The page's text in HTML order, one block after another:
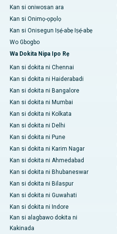
Kan si oniwosan ara
Kan si Onimọ-ọpọlọ
Kan si Onisegun Iṣẹ́-abẹ Iṣẹ́-abẹ
Wo Gbogbo
Wa Dokita Nipa Ipo Rẹ
Kan si dokita ni Chennai
Kan si dokita ni Haiderabadi
Kan si dokita ni Bangalore
Kan si dokita ni Mumbai
Kan si dokita ni Kolkata
Kan si dokita ni Delhi
Kan si dokita ni Pune
Kan si dokita ni Karim Nagar
Kan si dokita ni Ahmedabad
Kan si dokita ni Bhubaneswar
Kan si dokita ni Bilaspur
Kan si dokita ni Guwahati
Kan si dokita ni Indore
Kan si alagbawo dokita ni
Kakinada